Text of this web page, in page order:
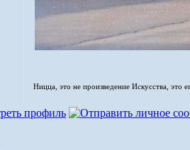
Ницца, это не произведение Искусства, это